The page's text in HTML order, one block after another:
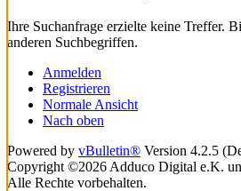
Ihre Suchanfrage erzielte keine Treffer.
anderen Suchbegriffen.
Anmelden
Registrieren
Normale Ansicht
Nach oben
Powered by vBulletin® Version 4.2.5
Copyright ©2026 Adduco Digital e.K.
Alle Rechte vorbehalten.